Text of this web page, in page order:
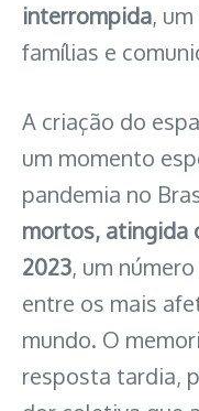
interrompida,
famílias e
A criação do
um momento
pandemia no
mortos, atingida
2023, um
entre os mais
mundo. O
resposta tardia,